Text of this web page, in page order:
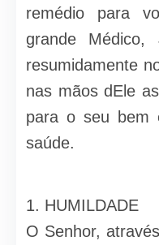
remédio para
grande Médico,
resumidamente
nas mãos dEle
para o seu bem
saúde.
1. HUMILDADE
O Senhor,